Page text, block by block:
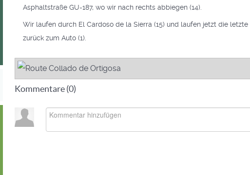
Asphaltstraße GU-187, wo wir nach rechts abbiegen (14).
Wir laufen durch El Cardoso de la Sierra (15) und laufen jetzt die
zurück zum Auto (1).
Kommentare (0)